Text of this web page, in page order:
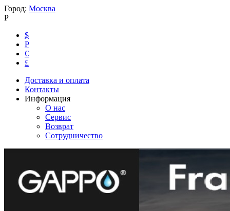
Город: Москва
Р
$
Р
€
£
Доставка и оплата
Контакты
Информация
О нас
Сервис
Возврат
Сотрудничество